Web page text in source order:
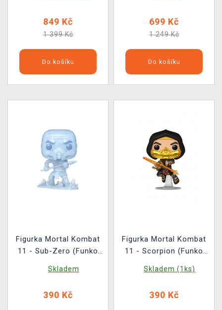
849 Kč
1 399 Kč
Do košíku
699 Kč
1 249 Kč
Do košíku
Figurka Mortal Kombat
11 - Sub-Zero (Funko
Skladem
390 Kč
Figurka Mortal Kombat
11 - Scorpion (Funko
Skladem (1ks)
390 Kč